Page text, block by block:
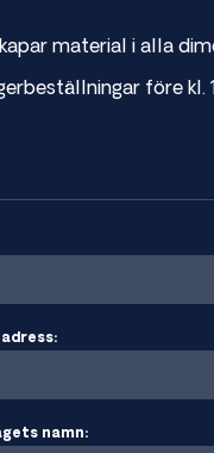
material i alla
före kl.
namn: